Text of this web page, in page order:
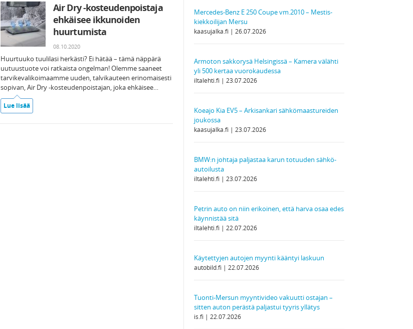
Air Dry -kosteudenpoistaja
ehkäisee ikkunoiden
huurtumista
08.10.2020
Huurtuuko tuulilasi herkästi? Ei hätää – tämä näppärä
uutuustuote voi ratkaista ongelman! Olemme saaneet
tarvikevalikoimaamme uuden, talvikauteen erinomaisesti
sopivan, Air Dry -kosteudenpoistajan, joka ehkäisee…
Lue lisää
Mercedes-Benz E 250 Coupe vm.2010 – Mestis-
kiekkoilijan Mersu
kaasujalka.fi 26.07.2026
Armoton sakkorysä Helsingissä – Kamera välähti
yli 500 kertaa vuorokaudessa
iltalehti.fi 23.07.2026
Koeajo Kia EV5 – Arkisankari sähkömaastureiden
joukossa
kaasujalka.fi 23.07.2026
BMW:n johtaja paljastaa karun totuuden sähkö­
autoilusta
iltalehti.fi 23.07.2026
Petrin auto on niin erikoinen, että harva osaa edes
käynnistää sitä
iltalehti.fi 22.07.2026
Käytettyjen autojen myynti kääntyi laskuun
autobild.fi 22.07.2026
Tuonti-Mersun myyntivideo vakuutti ostajan –
sitten auton perästä paljastui tyyris yllätys
is.fi 22.07.2026